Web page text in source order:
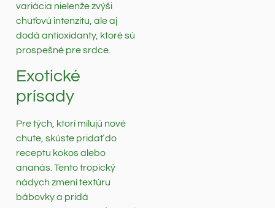
variácia nielenže zvýši
chuťovú intenzitu, ale aj
dodá antioxidanty, ktoré sú
prospešné pre srdce.
Exotické
prísady
Pre tých, ktorí milujú nové
chute, skúste pridať do
receptu kokos alebo
ananás. Tento tropický
nádych zmení textúru
bábovky a pridá